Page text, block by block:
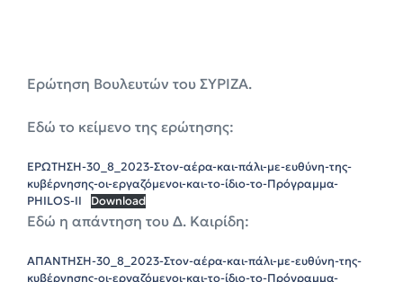
Ερώτηση Βουλευτών του ΣΥΡΙΖΑ.
Εδώ το κείμενο της ερώτησης:
ΕΡΩΤΗΣΗ-30_8_2023-Στον-αέρα-και-πάλι-με-ευθύνη-της-
κυβέρνησης-οι-εργαζόμενοι-και-το-ίδιο-το-Πρόγραμμα-
PHILOS-ΙΙ
Download
Εδώ η απάντηση του Δ. Καιρίδη:
ΑΠΑΝΤΗΣΗ-30_8_2023-Στον-αέρα-και-πάλι-με-ευθύνη-της-
κυβέρνησης-οι-εργαζόμενοι-και-το-ίδιο-το-Πρόγραμμα-